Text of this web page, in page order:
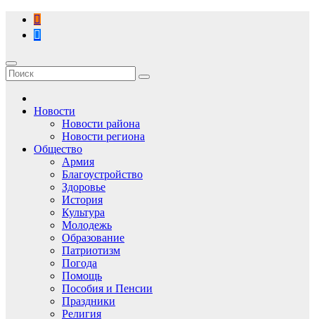
Перейти
содержимому
Новости
Новости района
Новости региона
Общество
Армия
Благоустройство
Здоровье
История
Культура
Молодежь
Образование
Патриотизм
Погода
Помощь
Пособия и Пенсии
Праздники
Религия